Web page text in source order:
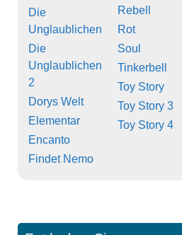
Die
Unglaublichen
Die
Unglaublichen
2
Dorys Welt
Elementar
Encanto
Findet Nemo
Rebell
Rot
Soul
Tinkerbell
Toy Story
Toy Story 3
Toy Story 4